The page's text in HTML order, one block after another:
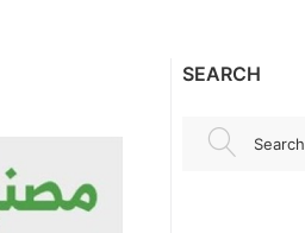
SEARCH
Search